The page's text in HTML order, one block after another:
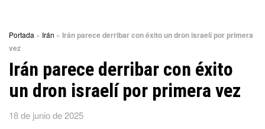
Portada » Irán » Irán parece derribar con éxito un dron israelí por primera
vez
Irán parece derribar con éxito
un dron israelí por primera vez
18 de junio de 2025